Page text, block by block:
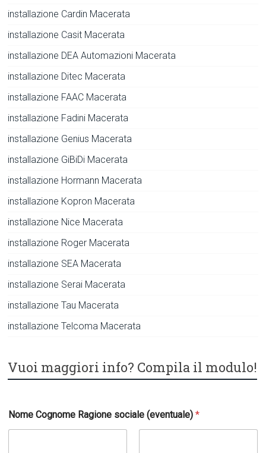
installazione Cardin Macerata
installazione Casit Macerata
installazione DEA Automazioni Macerata
installazione Ditec Macerata
installazione FAAC Macerata
installazione Fadini Macerata
installazione Genius Macerata
installazione GiBiDi Macerata
installazione Hormann Macerata
installazione Kopron Macerata
installazione Nice Macerata
installazione Roger Macerata
installazione SEA Macerata
installazione Serai Macerata
installazione Tau Macerata
installazione Telcoma Macerata
Vuoi maggiori info? Compila il modulo!
Nome Cognome Ragione sociale (eventuale)*